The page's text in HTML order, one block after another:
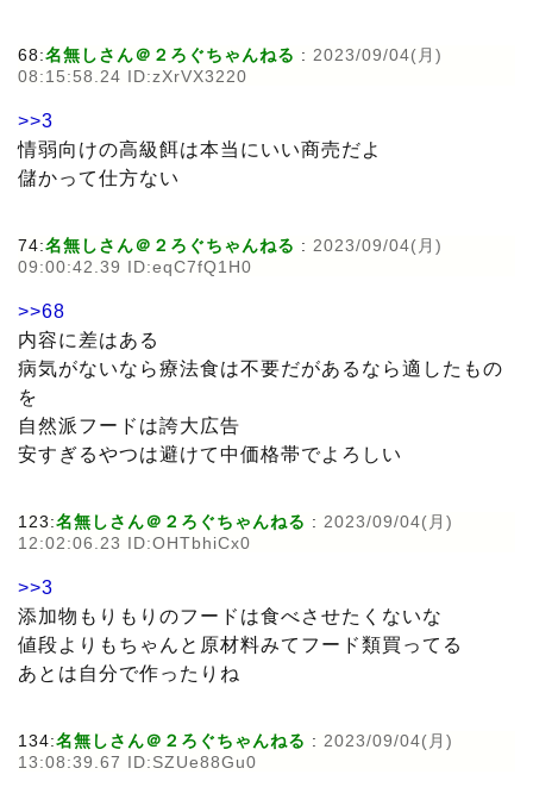
68:名無しさん＠２ろぐちゃんねる : 2023/09/04(月)
08:15:58.24 ID:zXrVX3220
>>3
情弱向けの高級餌は本当にいい商売だよ
儲かって仕方ない
74:名無しさん＠２ろぐちゃんねる : 2023/09/04(月)
09:00:42.39 ID:eqC7fQ1H0
>>68
内容に差はある
病気がないなら療法食は不要だがあるなら適したもの
を
自然派フードは誇大広告
安すぎるやつは避けて中価格帯でよろしい
123:名無しさん＠２ろぐちゃんねる : 2023/09/04(月)
12:02:06.23 ID:OHTbhiCx0
>>3
添加物もりもりのフードは食べさせたくないな
値段よりもちゃんと原材料みてフード類買ってる
あとは自分で作ったりね
134:名無しさん＠２ろぐちゃんねる : 2023/09/04(月)
13:08:39.67 ID:SZUe88Gu0